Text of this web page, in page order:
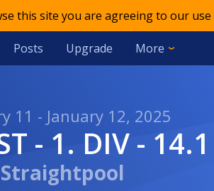
this site you are agreeing to our use
Posts Upgrade More
11 - January 12, 2025
- 1. DIV - 14.1
Straightpool